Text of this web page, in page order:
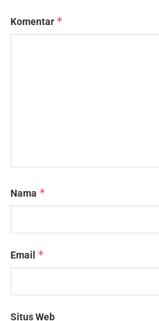
Komentar *
Nama *
Email *
Situs Web